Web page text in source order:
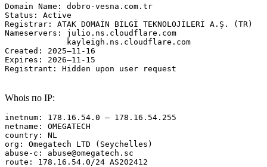
Domain Name: dobro‑vesna.com.tr
Status: Active
Registrar: ATAK DOMAİN BİLGİ TEKNOLOJİLERİ A.Ş. (TR)
Nameservers: julio.ns.cloudflare.com
             kayleigh.ns.cloudflare.com
Created: 2025–11-16
Expires: 2026–11-15
Registrant: Hidden upon user request
Whois по IP:
inetnum: 178.16.54.0 — 178.16.54.255
netname: OMEGATECH
country: NL
org: Omegatech LTD (Seychelles)
abuse‑c: abuse@omegatech.sc
route: 178.16.54.0/24 AS202412